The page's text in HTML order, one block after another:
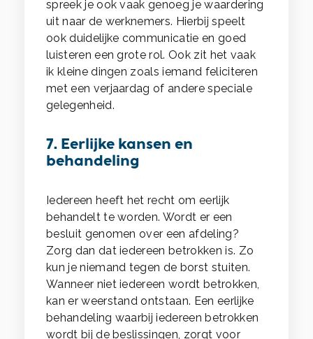
spreek je ook vaak genoeg je waardering
uit naar de werknemers. Hierbij speelt
ook duidelijke communicatie en goed
luisteren een grote rol. Ook zit het vaak
ik kleine dingen zoals iemand feliciteren
met een verjaardag of andere speciale
gelegenheid.
7. Eerlijke kansen en
behandeling
Iedereen heeft het recht om eerlijk
behandelt te worden. Wordt er een
besluit genomen over een afdeling?
Zorg dan dat iedereen betrokken is. Zo
kun je niemand tegen de borst stuiten.
Wanneer niet iedereen wordt betrokken,
kan er weerstand ontstaan. Een eerlijke
behandeling waarbij iedereen betrokken
wordt bij de beslissingen, zorgt voor